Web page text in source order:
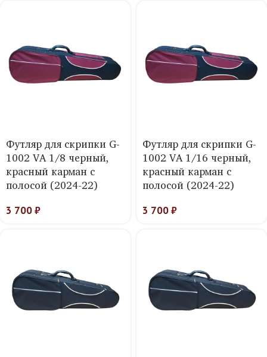
Футляр для скрипки G-
1002 VA 1/8 черный,
красный карман с
полосой (2024-22)
3 700₽
Футляр для скрипки G-
1002 VA 1/16 черный,
красный карман с
полосой (2024-22)
3 700₽